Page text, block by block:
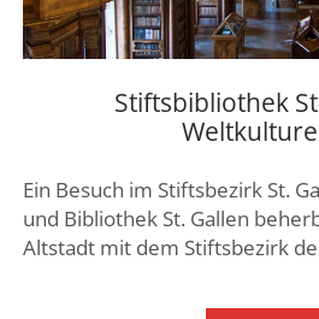
Stiftsbibliothek
Ein Besuch im Stiftsbezirk St.
und Bibliothek St. Gallen
Altstadt mit dem Stiftsbezirk